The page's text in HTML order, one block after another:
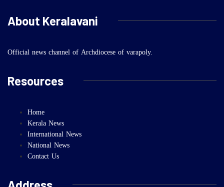
About Keralavani
Official news channel of Archdiocese of varapoly.
Resources
Home
Kerala News
International News
National News
Contact Us